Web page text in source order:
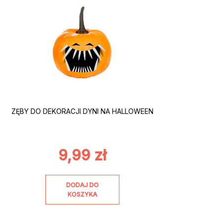
ZĘBY DO DEKORACJI DYNI NA HALLOWEEN
9,99 zł
DODAJ DO
KOSZYKA